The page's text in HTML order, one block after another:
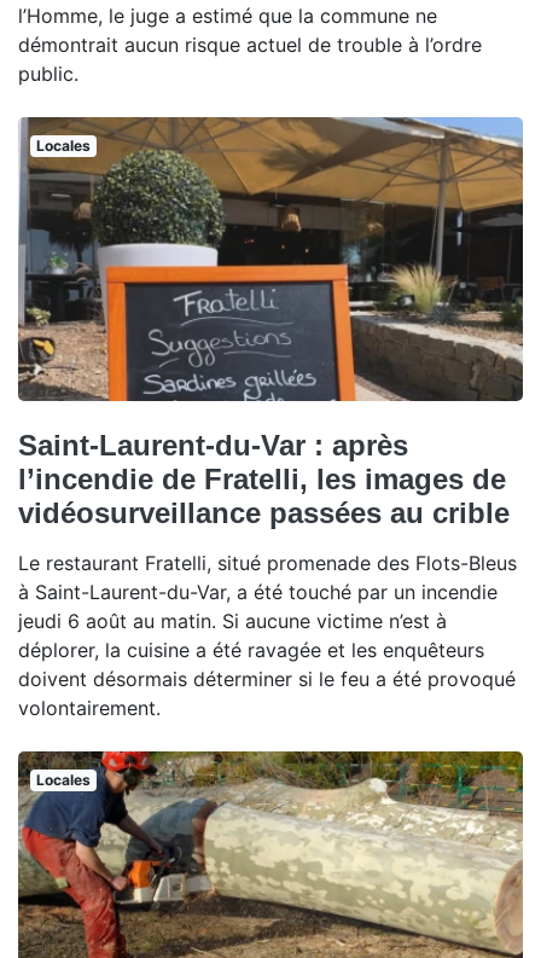
l’Homme, le juge a estimé que la commune ne
démontrait aucun risque actuel de trouble à l’ordre
public.
Locales
Saint-Laurent-du-Var : après
l’incendie de Fratelli, les images de
vidéosurveillance passées au crible
Le restaurant Fratelli, situé promenade des Flots-Bleus
à Saint-Laurent-du-Var, a été touché par un incendie
jeudi 6 août au matin. Si aucune victime n’est à
déplorer, la cuisine a été ravagée et les enquêteurs
doivent désormais déterminer si le feu a été provoqué
volontairement.
Locales